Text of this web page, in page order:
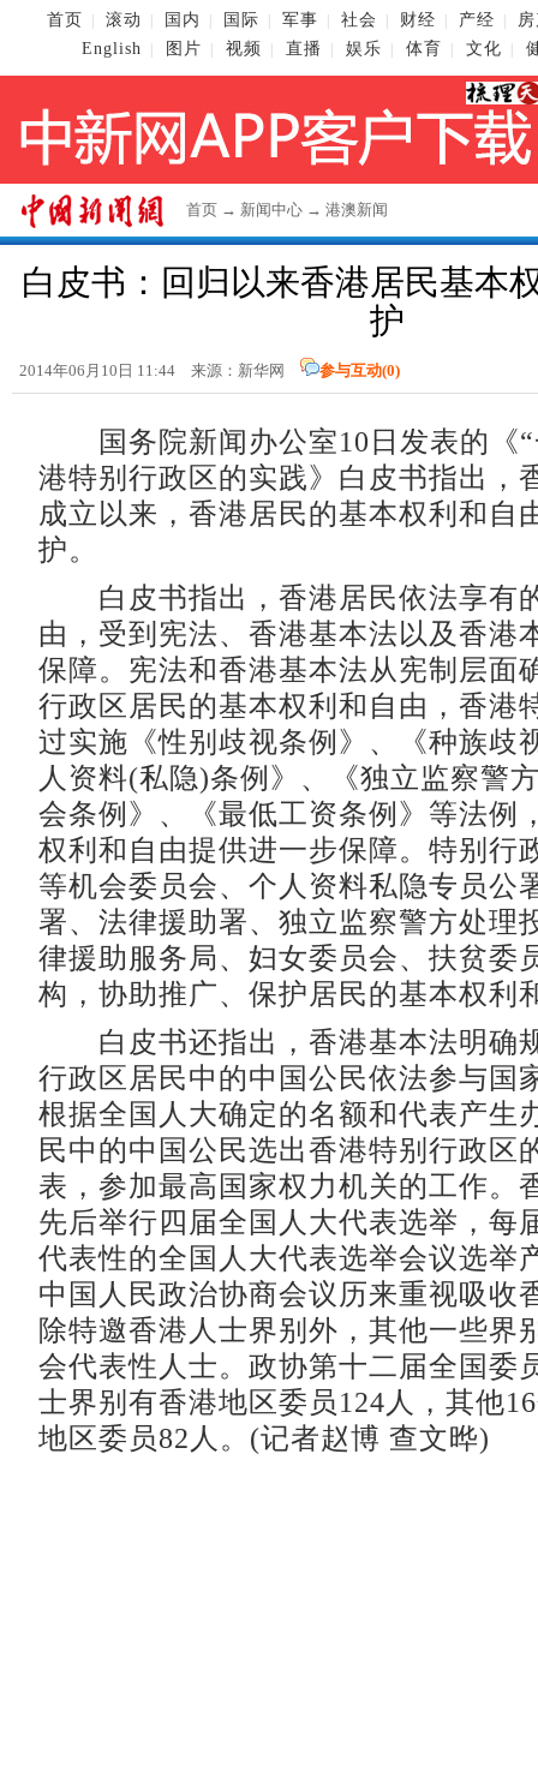
首页 滚动 国内 国际 军事 社会 财经 产经
English
图片 视频 直播 娱乐 体育 文化
首页 → 新闻中心 → 港澳新闻
白皮书：回归以来香港居民基本
护
2014年06月10日 11:44 来源：新华网 参与互动(0)
国务院新闻办公室10日发表的《“
港特别行政区的实践》白皮书指出，
成立以来，香港居民的基本权利和自
护。
白皮书指出，香港居民依法享有
由，受到宪法、香港基本法以及香港
保障。宪法和香港基本法从宪制层面
行政区居民的基本权利和自由，香港
过实施《性别歧视条例》、《种族歧
人资料(私隐)条例》、《独立监察警
会条例》、《最低工资条例》等法例
权利和自由提供进一步保障。特别行
等机会委员会、个人资料私隐专员公
署、法律援助署、独立监察警方处理
律援助服务局、妇女委员会、扶贫委
构，协助推广、保护居民的基本权利
白皮书还指出，香港基本法明确
行政区居民中的中国公民依法参与国
根据全国人大确定的名额和代表产生
民中的中国公民选出香港特别行政区
表，参加最高国家权力机关的工作。
先后举行四届全国人大代表选举，每
代表性的全国人大代表选举会议选举
中国人民政治协商会议历来重视吸收
除特邀香港人士界别外，其他一些界
会代表性人士。政协第十二届全国委
士界别有香港地区委员124人，其他
地区委员82人。(记者赵博 查文晔)